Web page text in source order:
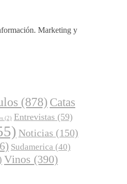
Marketing y
(878) Catas
(2) Entrevistas (59)
Noticias (150)
Sudamerica (40)
Vinos (390)